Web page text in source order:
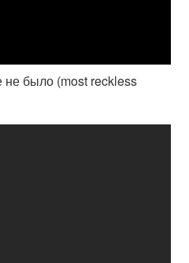
не было (most reckless